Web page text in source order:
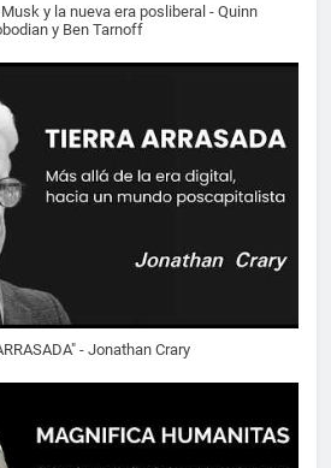
y la nueva era posliberal - Quinn
y Ben Tarnoff
- Jonathan Crary